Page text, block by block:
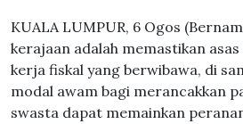
KUALA LUMPUR, 6 Ogos
kerajaan adalah memastikan
kerja fiskal yang berwibawa, di
modal awam bagi merancakkan
swasta dapat memainkan